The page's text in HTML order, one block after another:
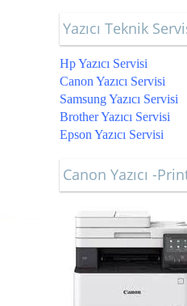
Yazıcı Teknik
Hp Yazıcı Servisi
Canon Yazıcı Servisi
Samsung Yazıcı Servisi
Brother Yazıcı Servisi
Epson Yazıcı Servisi
Canon Yazıcı -